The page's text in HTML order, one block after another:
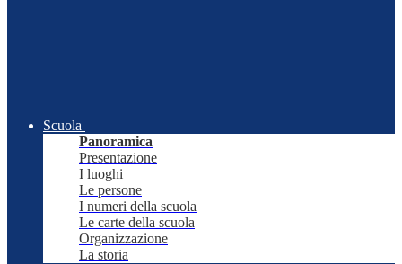
Scuola
Panoramica
Presentazione
I luoghi
Le persone
I numeri della scuola
Le carte della scuola
Organizzazione
La storia